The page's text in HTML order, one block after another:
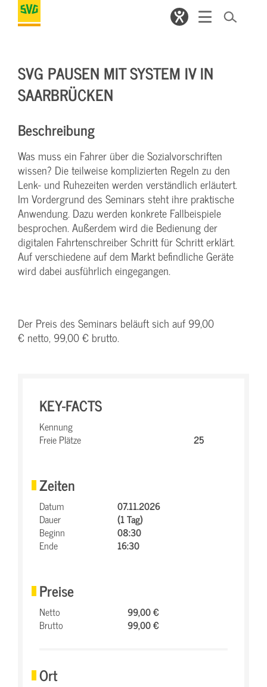
SVG PAUSEN MIT SYSTEM IV IN
SAARBRÜCKEN
Beschreibung
Was muss ein Fahrer über die Sozialvorschriften
wissen? Die teilweise komplizierten Regeln zu den
Lenk- und Ruhezeiten werden verständlich erläutert.
Im Vordergrund des Seminars steht ihre praktische
Anwendung. Dazu werden konkrete Fallbeispiele
besprochen. Außerdem wird die Bedienung der
digitalen Fahrtenschreiber Schritt für Schritt erklärt.
Auf verschiedene auf dem Markt befindliche Geräte
wird dabei ausführlich eingegangen.
Der Preis des Seminars beläuft sich auf 99,00
€ netto, 99,00 € brutto.
KEY-FACTS
Kennung
Freie Plätze
25
Zeiten
Datum
07.11.2026
Dauer
(1 Tag)
Beginn
08:30
Ende
16:30
Preise
Netto
99,00 €
Brutto
99,00 €
Ort